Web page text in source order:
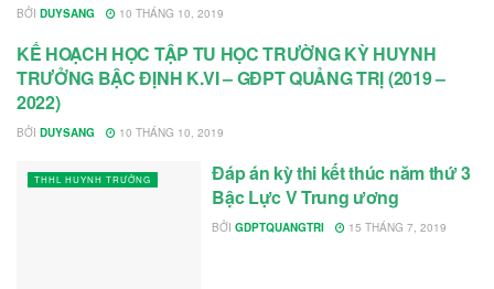
BỞI DUYSANG 10 THÁNG 10, 2019
TU HỌC – HUẤN LUYỆN
KẾ HOẠCH HỌC TẬP TU HỌC TRƯỜNG KỲ HUYNH
TRƯỞNG BẬC ĐỊNH K.VI – GĐPT QUẢNG TRỊ (2019 –
2022)
BỞI DUYSANG 10 THÁNG 10, 2019
THHL HUYNH TRƯỞNG
Đáp án kỳ thi kết thúc năm thứ 3
Bậc Lực V Trung ương
BỞI GDPTQUANGTRI 15 THÁNG 7, 2019